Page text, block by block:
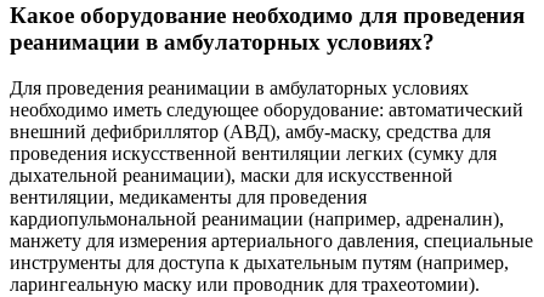
Какое оборудование необходимо для проведения
реанимации в амбулаторных условиях?
Для проведения реанимации в амбулаторных условиях
необходимо иметь следующее оборудование: автоматический
внешний дефибриллятор (АВД), амбу-маску, средства для
проведения искусственной вентиляции легких (сумку для
дыхательной реанимации), маски для искусственной
вентиляции, медикаменты для проведения
кардиопульмональной реанимации (например, адреналин),
манжету для измерения артериального давления, специальные
инструменты для доступа к дыхательным путям (например,
ларингеальную маску или проводник для трахеотомии).